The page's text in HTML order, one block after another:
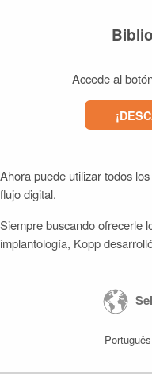
Accede al
Ahora puede utilizar todos
flujo digital.
Siempre buscando ofrecerle
implantología, Kopp
Português